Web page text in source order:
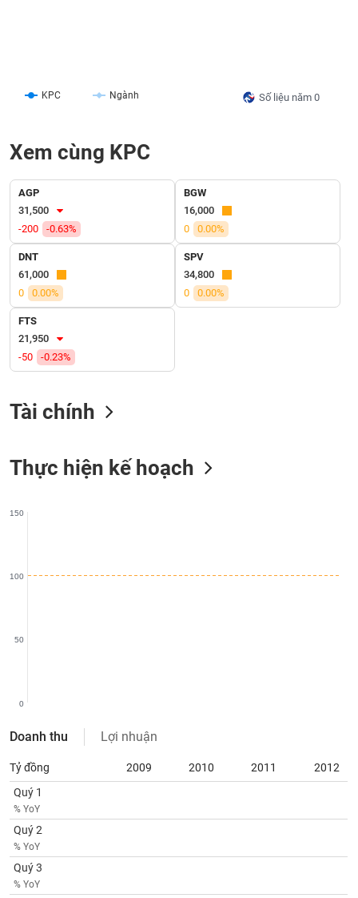
trường
Số liệu năm 0
KPC Ngành
Xem cùng KPC
AGP
31,500
-200
-0.63%
BGW
16,000
0
0.00%
DNT
61,000
0
0.00%
SPV
34,800
0
0.00%
FTS
21,950
-50
-0.23%
Tài chính
Thực hiện kế hoạch
0
50
100
150
Doanh thu Lợi nhuận
Tỷ đồng 2009 2010 2011
2012
Quý 1
% YoY
Quý 2
% YoY
Quý 3
% YoY
KHÔNG
TIÊU
DÙNG
THIẾT
CHĂM
SÓC
TÀI
CÔNG
TRUYỀN
TIỆN
ÍCH